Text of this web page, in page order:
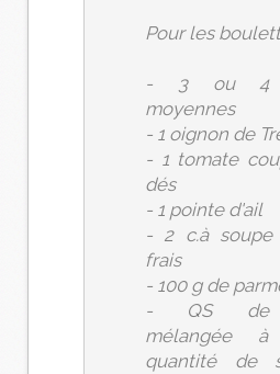
Pour les
- 3 ou 4
moyennes
- 1 oignon de
- 1 tomate
dés
- 1 pointe d'ail
- 2 c.à soupe
frais
- 100 g de
- QS de
mélangée
quantité de